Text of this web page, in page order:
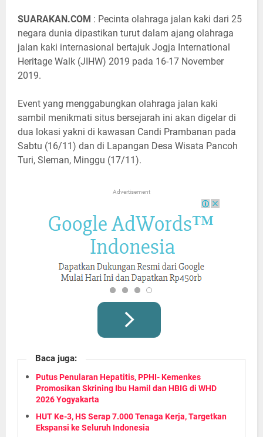
SUARAKAN.COM : Pecinta olahraga jalan kaki dari 25
negara dunia dipastikan turut dalam ajang olahraga
jalan kaki internasional bertajuk Jogja International
Heritage Walk (JIHW) 2019 pada 16-17 November
2019.
Event yang menggabungkan olahraga jalan kaki
sambil menikmati situs bersejarah ini akan digelar di
dua lokasi yakni di kawasan Candi Prambanan pada
Sabtu (16/11) dan di Lapangan Desa Wisata Pancoh
Turi, Sleman, Minggu (17/11).
Advertisement
Baca juga:
Putus Penularan Hepatitis, PPHI- Kemenkes
Promosikan Skrining Ibu Hamil dan HBIG di WHD
2026 Yogyakarta
HUT Ke-3, HS Serap 7.000 Tenaga Kerja, Targetkan
Ekspansi ke Seluruh Indonesia